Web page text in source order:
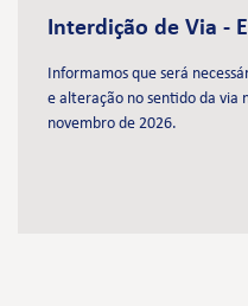
Interdição de Via -
Informamos que será
e alteração no sentido da via
novembro de 2026.